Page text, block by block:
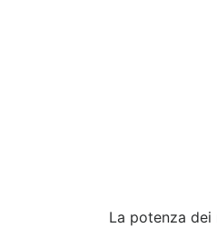
La potenza